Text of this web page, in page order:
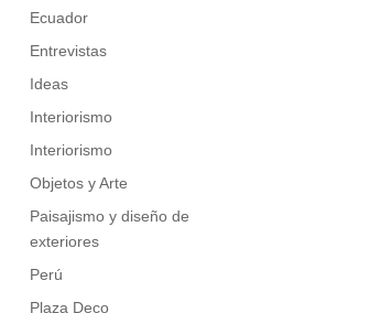
Ecuador
Entrevistas
Ideas
Interiorismo
Interiorismo
Objetos y Arte
Paisajismo y diseño de
exteriores
Perú
Plaza Deco